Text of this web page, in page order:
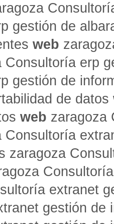
gestión de
web
Consultoría erp
gestión de
de datos
web zaragoza
Consultoría
zaragoza
extranet
gestión de